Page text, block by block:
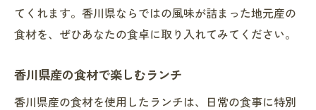
てくれます。香川県ならではの風味が詰まった地元産の
食材を、ぜひあなたの食卓に取り入れてみてください。
香川県産の食材で楽しむランチ
香川県産の食材を使用したランチは、日常の食事に特別